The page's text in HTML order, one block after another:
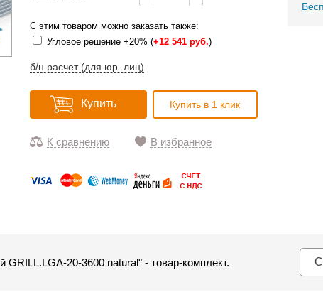
С этим товаром можно заказать также:
Угловое решение +20% (+12 541 руб.)
б/н расчет (для юр. лиц)
Купить Купить в 1 клик
К сравнению В избранное
GRILL.LGA-20-3600 natural" - товар-комплект.